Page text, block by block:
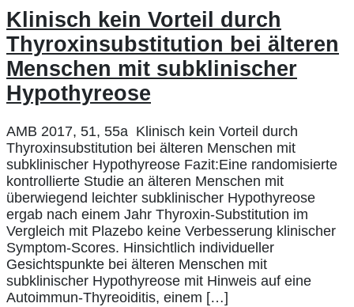
Klinisch kein Vorteil durch
Thyroxinsubstitution bei älteren
Menschen mit subklinischer
Hypothyreose
AMB 2017, 51, 55a Klinisch kein Vorteil durch
Thyroxinsubstitution bei älteren Menschen mit
subklinischer Hypothyreose Fazit:Eine randomisierte
kontrollierte Studie an älteren Menschen mit
überwiegend leichter subklinischer Hypothyreose
ergab nach einem Jahr Thyroxin-Substitution im
Vergleich mit Plazebo keine Verbesserung klinischer
Symptom-Scores. Hinsichtlich individueller
Gesichtspunkte bei älteren Menschen mit
subklinischer Hypothyreose mit Hinweis auf eine
Autoimmun-Thyreoiditis, einem […]